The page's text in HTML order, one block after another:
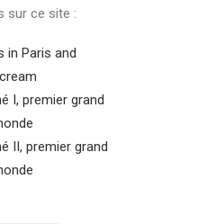
sur ce site :
in Paris and
I, premier grand
II, premier grand